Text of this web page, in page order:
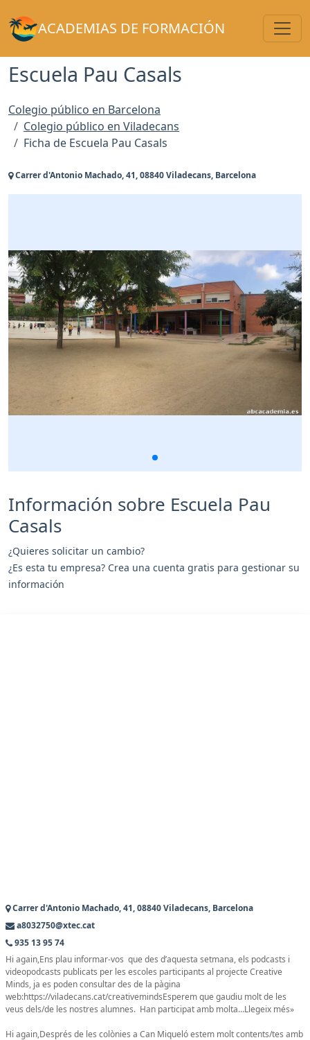
ACADEMIAS DE FORMACIÓN
Escuela Pau Casals
Colegio público en Barcelona
Colegio público en Viladecans
Ficha de Escuela Pau Casals
Carrer d'Antonio Machado, 41, 08840 Viladecans, Barcelona
Información sobre Escuela Pau
Casals
¿Quieres solicitar un cambio?
¿Es esta tu empresa? Crea una cuenta gratis para gestionar su
información
Carrer d'Antonio Machado, 41, 08840 Viladecans, Barcelona
a8032750@xtec.cat
935 13 95 74
Hi again,Ens plau informar-vos que des d’aquesta setmana, els podcasts i
videopodcasts publicats per les escoles participants al projecte Creative
Minds, ja es poden consultar des de la pàgina
web:https://viladecans.cat/creativemindsEsperem que gaudiu molt de les
veus dels/de les nostres alumnes. Han participat amb molta…Llegeix més»
Hi again,Després de les colònies a Can Miqueló estem molt contents/tes amb